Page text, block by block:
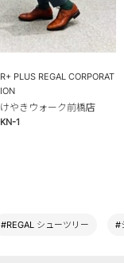
R+ PLUS REGAL CORPORAT
ION
けやきウォーク前橋店
KN-1
#REGAL シューツリー #